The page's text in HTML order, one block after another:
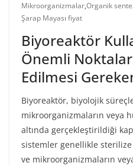
Mikroorganizmalar,Organik
Şarap Mayası fiyat
Biyoreaktör
Önemli
Edilmesi
Biyoreaktör, biyolojik
mikroorganizmaların veya
altında gerçekleştirildiği
sistemler genellikle
ve mikroorganizmaların